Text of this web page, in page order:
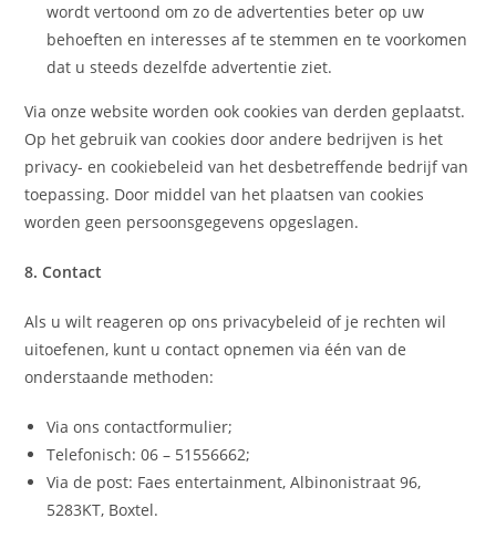
wordt vertoond om zo de advertenties beter op uw
behoeften en interesses af te stemmen en te voorkomen
dat u steeds dezelfde advertentie ziet.
Via onze website worden ook cookies van derden geplaatst.
Op het gebruik van cookies door andere bedrijven is het
privacy- en cookiebeleid van het desbetreffende bedrijf van
toepassing. Door middel van het plaatsen van cookies
worden geen persoonsgegevens opgeslagen.
8. Contact
Als u wilt reageren op ons privacybeleid of je rechten wil
uitoefenen, kunt u contact opnemen via één van de
onderstaande methoden:
Via ons contactformulier;
Telefonisch: 06 – 51556662;
Via de post: Faes entertainment, Albinonistraat 96,
5283KT, Boxtel.